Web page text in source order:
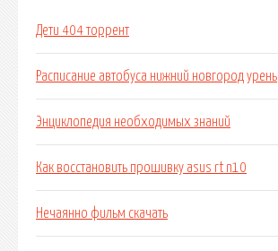
Дети 404 торрент
Расписание автобуса нижний новгород урень
Энциклопедия необходимых знаний
Как восстановить прошивку asus rt n10
Нечаянно фильм скачать